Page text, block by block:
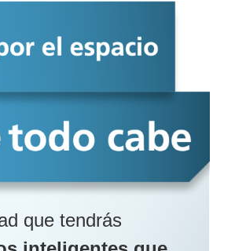
que tendrás